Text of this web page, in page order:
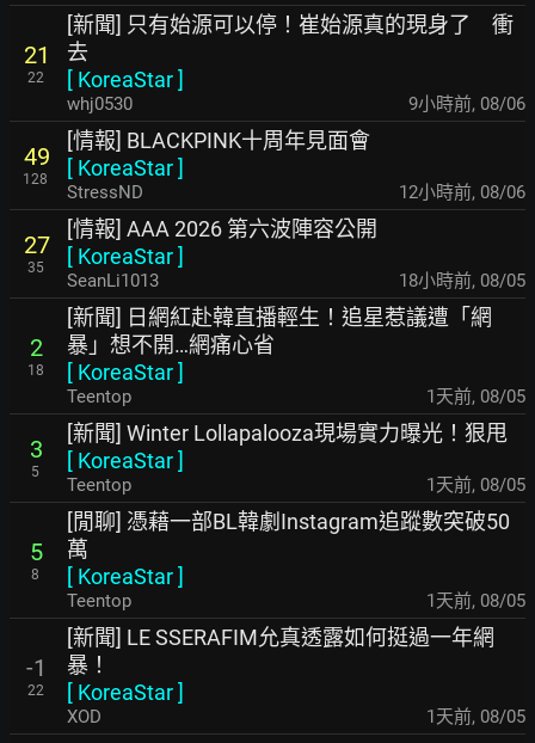
21
22
[新聞] 只有始源可以停！崔始源真的現身了 衝
去
[ KoreaStar]
whj0530 9小時前, 08/06
49
128
[情報] BLACKPINK十周年見面會
[ KoreaStar]
StressND 12小時前, 08/06
27
35
[情報] AAA 2026 第六波陣容公開
[ KoreaStar]
SeanLi1013 18小時前, 08/05
2
18
[新聞] 日網紅赴韓直播輕生！追星惹議遭「網
暴」想不開…網痛心省
[ KoreaStar]
Teentop 1天前, 08/05
3
5
[新聞] Winter Lollapalooza現場實力曝光！狠甩
[ KoreaStar]
Teentop 1天前, 08/05
5
8
[閒聊] 憑藉一部BL韓劇Instagram追蹤數突破50
萬
[ KoreaStar]
Teentop 1天前, 08/05
-1
22
[新聞] LE SSERAFIM允真透露如何挺過一年網
暴！
[ KoreaStar]
XOD 1天前, 08/05